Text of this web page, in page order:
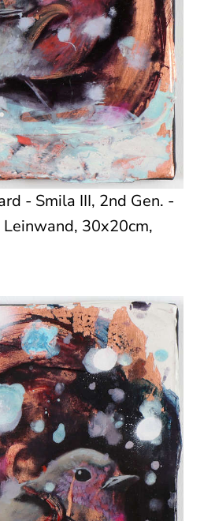
- Smila III, 2nd Gen. -
30x20cm,